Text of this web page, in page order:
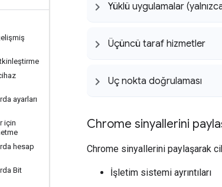
ayarları
için
hesap
Bit
Yüklü uygulamalar
Üçüncü taraf hizmetler
Uç nokta doğrulaması
Chrome sinyallerini
Chrome sinyallerini paylaşarak
İşletim sistemi ayrıntıları